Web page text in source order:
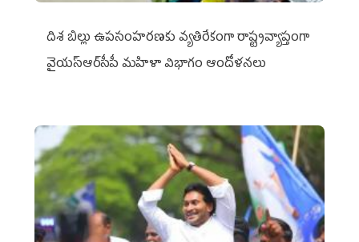
దిశ బిల్లు ఉపసంహరణకు వ్యతిరేకంగా రాష్ట్రవ్యాప్తంగా
వైయ‌స్ఆర్‌సీపీ మహిళా విభాగం ఆందోళనలు